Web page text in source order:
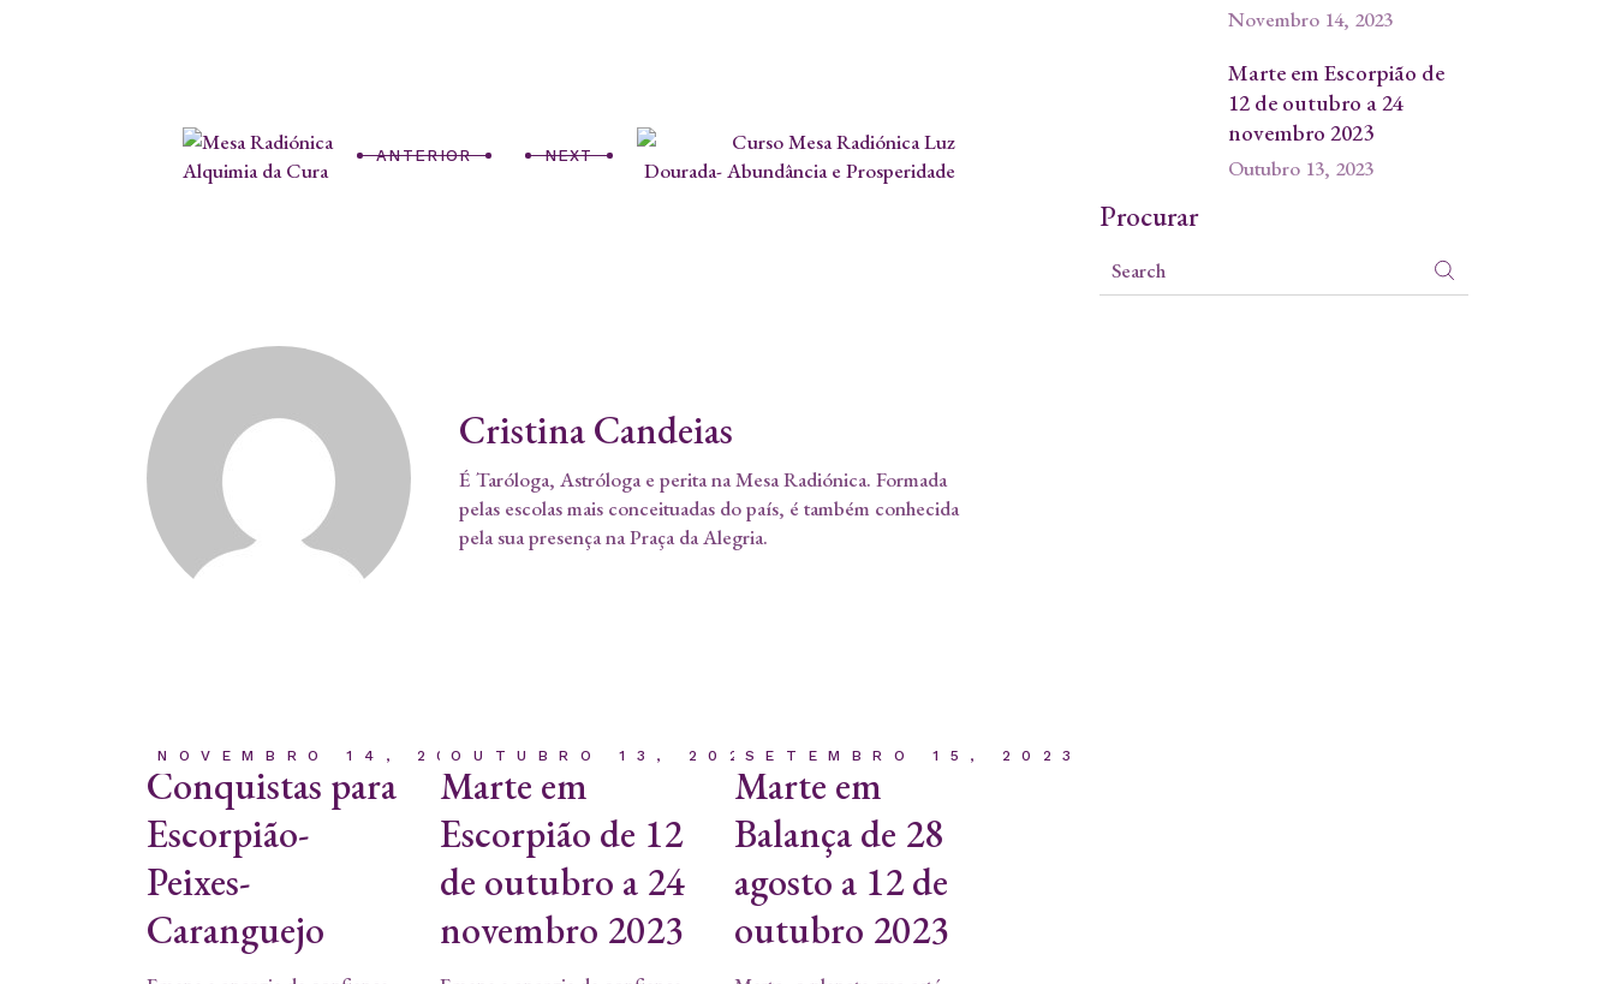
ANTERIOR NEXT
Cristina Candeias
É Taróloga, Astróloga e perita na Mesa Radiónica. Formada
pelas escolas mais conceituadas do país, é também conhecida
pela sua presença na Praça da Alegria.
NOVEMBRO 14, 2023
Conquistas para
Escorpião-
Peixes-
Caranguejo
OUTUBRO 13, 2023
Marte em
Escorpião de 12
de outubro a 24
novembro 2023
SETEMBRO 15, 2023
Marte em
Balança de 28
agosto a 12 de
outubro 2023
Novembro 14, 2023
Marte em Escorpião de
12 de outubro a 24
novembro 2023
Outubro 13, 2023
Procurar